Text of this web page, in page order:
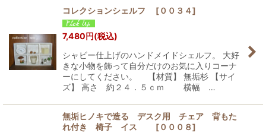
コレクションシェルフ [００３４]
7,480円(税込)
シャビー仕上げのハンドメイドシェルフ。 大好
きな小物を飾って自分だけのお気に入りコーナ
ーにしてください。 【材質】 無垢杉 【サイ
ズ】 高さ 約２４．５ｃｍ 横幅 …
無垢ヒノキで造る デスク用 チェア 背もた
れ付き 椅子 イス
[０００８]